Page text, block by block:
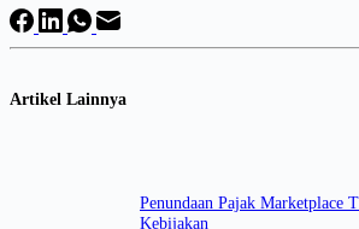
Artikel Lainnya
Penundaan Pajak Marketplace
Kebijakan